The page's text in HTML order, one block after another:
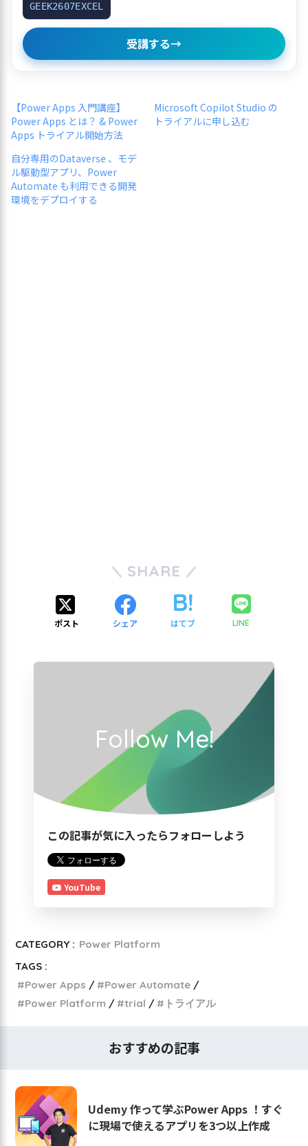
GEEK2607EXCEL
受講する→
【Power Apps 入門講座】
Power Apps とは？ & Power
Apps トライアル開始方法
Microsoft Copilot Studio の
トライアルに申し込む
自分専用のDataverse 、モデ
ル駆動型アプリ、Power
Automate も利用できる開発
環境をデプロイする
SHARE
ポスト シェア はてブ LINE
Follow Me!
この記事が気に入ったらフォローしよう
YouTube
CATEGORY : Power Platform
TAGS :
Power Apps
Power Automate
Power Platform
trial トライアル
おすすめの記事
Udemy 作って学ぶPower Apps ！すぐ
に現場で使えるアプリを3つ以上作成